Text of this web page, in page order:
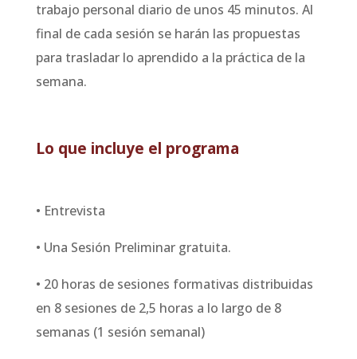
trabajo personal diario de unos 45 minutos. Al
final de cada sesión se harán las propuestas
para trasladar lo aprendido a la práctica de la
semana.
Lo que incluye el programa
• Entrevista
• Una Sesión Preliminar gratuita.
• 20 horas de sesiones formativas distribuidas
en 8 sesiones de 2,5 horas a lo largo de 8
semanas (1 sesión semanal)